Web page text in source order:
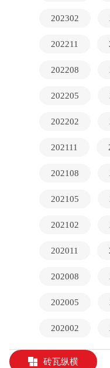
202302
202211
202208
202205
202202
202111
202108
202105
202102
202011
202008
202005
202002
砖瓦纵横